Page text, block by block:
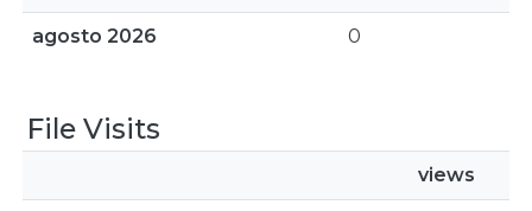
agosto 2026 0
File Visits
views